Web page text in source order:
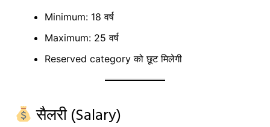
Minimum: 18 वर्ष
Maximum: 25 वर्ष
Reserved category को छूट मिलेगी
सैलरी (Salary)